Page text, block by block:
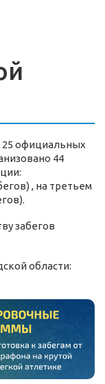
25 официальных
44
, на третьем
забегов
области: